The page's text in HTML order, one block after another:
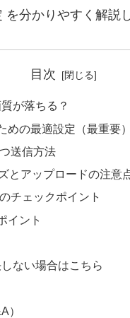
分かりやすく解説
目次
が落ちる？
めの最適設定（最重要）
送信方法
とアップロードの注意
チェックポイント
イント
ない場合はこちら
）